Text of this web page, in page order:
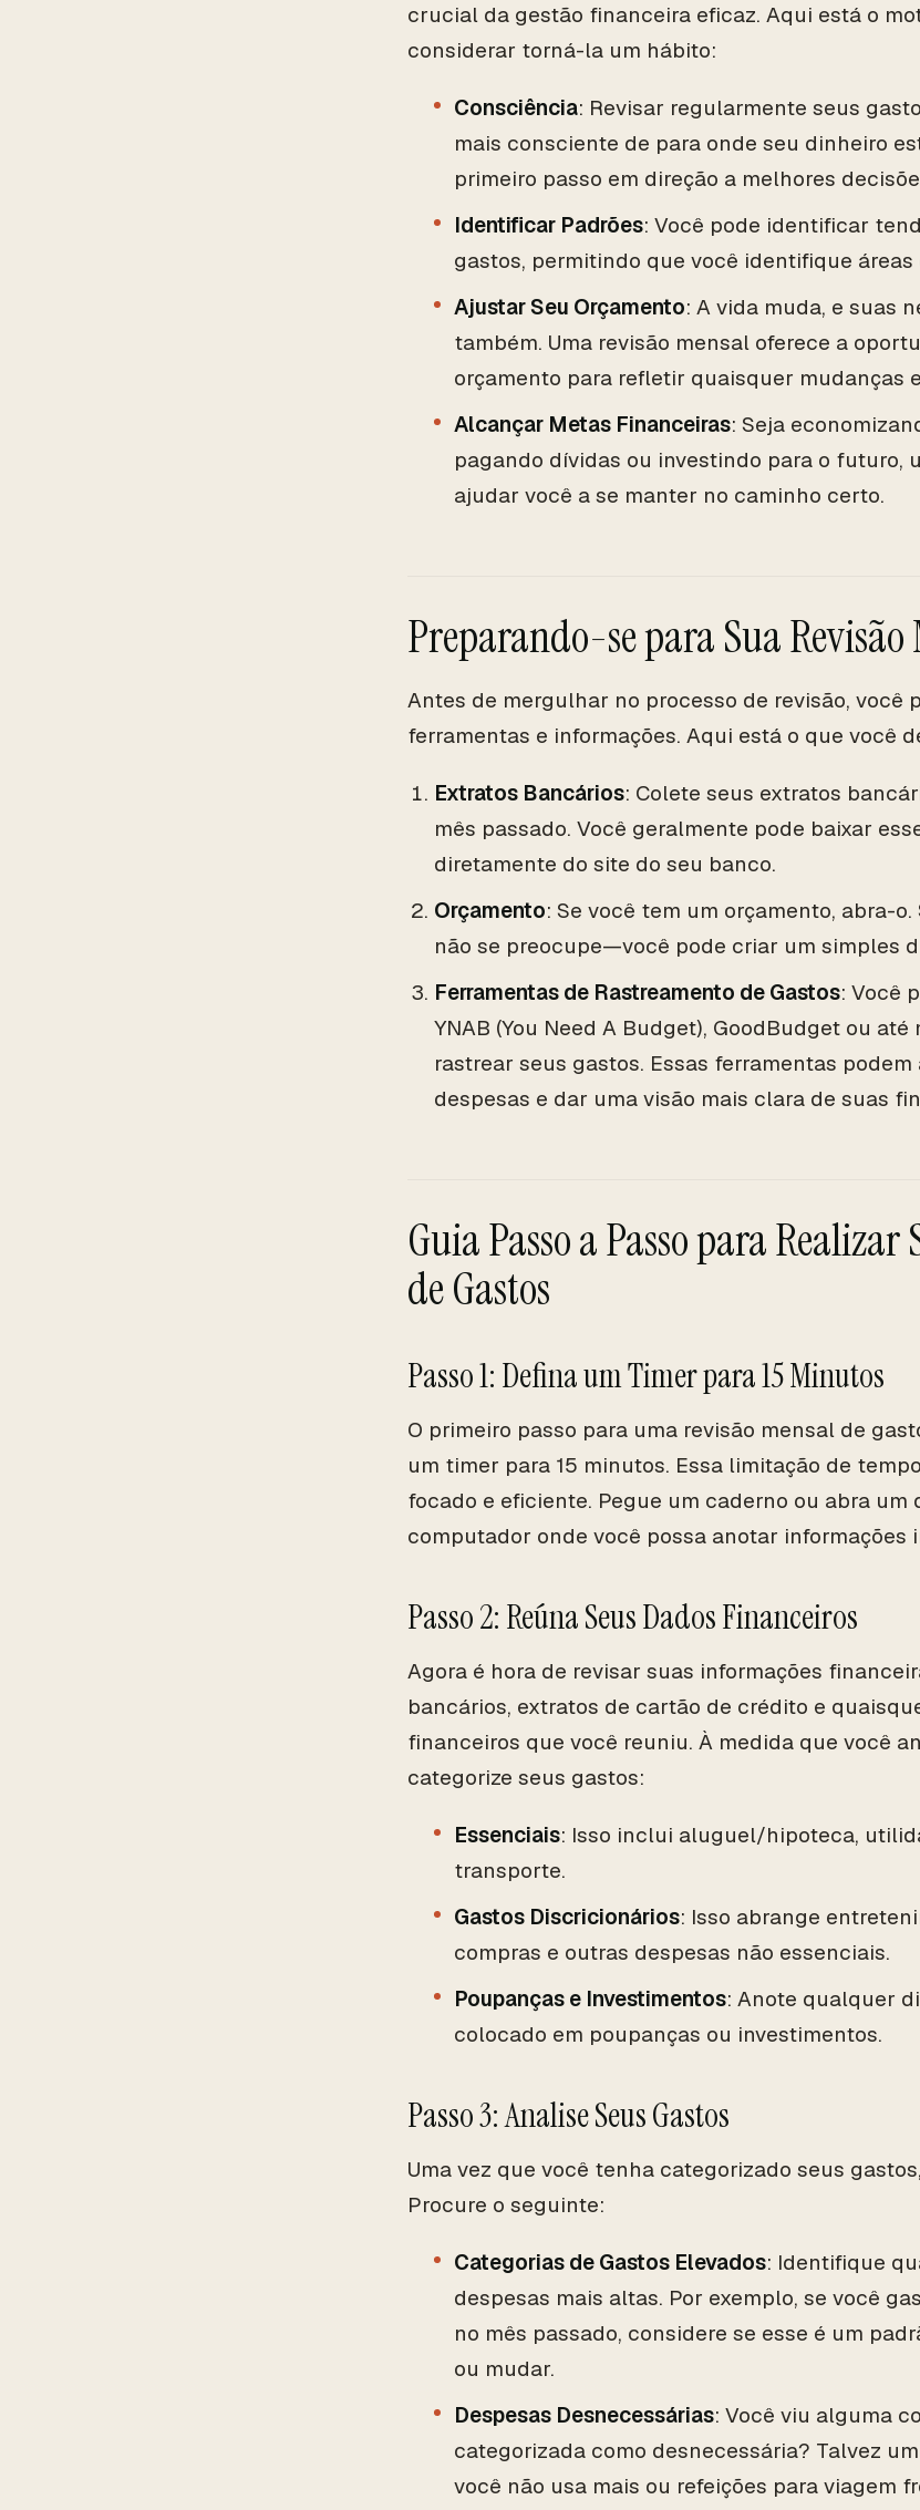
crucial da gestão financeira eficaz. Aqui está o
considerar torná-la um hábito:
Consciência: Revisar regularmente seus
mais consciente de para onde seu dinheiro
primeiro passo em direção a melhores
Identificar Padrões: Você pode identificar
gastos, permitindo que você identifique
Ajustar Seu Orçamento: A vida muda, e suas
também. Uma revisão mensal oferece a
orçamento para refletir quaisquer mudanças
Alcançar Metas Financeiras: Seja
pagando dívidas ou investindo para o futuro,
ajudar você a se manter no caminho certo.
Preparando-se para Sua Revisão
Antes de mergulhar no processo de revisão, você
ferramentas e informações. Aqui está o que você
Extratos Bancários: Colete seus extratos
mês passado. Você geralmente pode baixar
diretamente do site do seu banco.
Orçamento: Se você tem um orçamento, abra-
não se preocupe—você pode criar um simples
Ferramentas de Rastreamento de Gastos: Você
YNAB (You Need A Budget), GoodBudget ou
rastrear seus gastos. Essas ferramentas
despesas e dar uma visão mais clara de suas
Guia Passo a Passo para Realizar
de Gastos
Passo 1: Defina um Timer para 15 Minutos
O primeiro passo para uma revisão mensal de
um timer para 15 minutos. Essa limitação de
focado e eficiente. Pegue um caderno ou abra um
computador onde você possa anotar informações
Passo 2: Reúna Seus Dados Financeiros
Agora é hora de revisar suas informações
bancários, extratos de cartão de crédito e
financeiros que você reuniu. À medida que você
categorize seus gastos:
Essenciais: Isso inclui aluguel/hipoteca,
transporte.
Gastos Discricionários: Isso abrange
compras e outras despesas não essenciais.
Poupanças e Investimentos: Anote qualquer
colocado em poupanças ou investimentos.
Passo 3: Analise Seus Gastos
Uma vez que você tenha categorizado seus
Procure o seguinte:
Categorias de Gastos Elevados: Identifique
despesas mais altas. Por exemplo, se você
no mês passado, considere se esse é um
ou mudar.
Despesas Desnecessárias: Você viu alguma
categorizada como desnecessária? Talvez
você não usa mais ou refeições para viagem